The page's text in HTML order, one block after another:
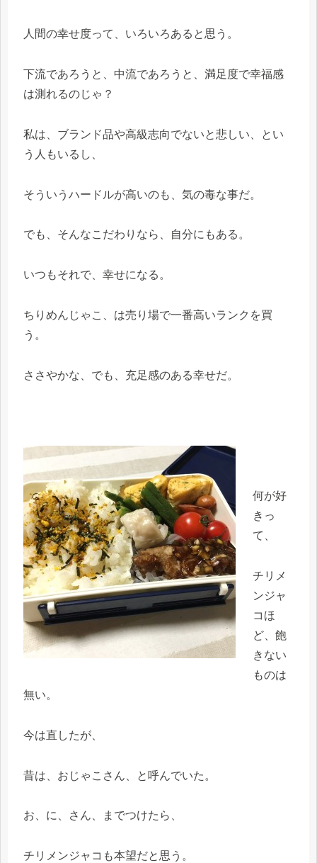
人間の幸せ度って、いろいろあると思う。
下流であろうと、中流であろうと、満足度で幸福感
は測れるのじゃ？
私は、ブランド品や高級志向でないと悲しい、とい
う人もいるし、
そういうハードルが高いのも、気の毒な事だ。
でも、そんなこだわりなら、自分にもある。
いつもそれで、幸せになる。
ちりめんじゃこ、は売り場で一番高いランクを買
う。
ささやかな、でも、充足感のある幸せだ。
何が好
きっ
て、
チリメ
ンジャ
コほ
ど、飽
きない
ものは
無い。
今は直したが、
昔は、おじゃこさん、と呼んでいた。
お、に、さん、までつけたら、
チリメンジャコも本望だと思う。